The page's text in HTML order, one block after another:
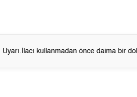
Uyarı.İlacı kullanmadan önce daima bir